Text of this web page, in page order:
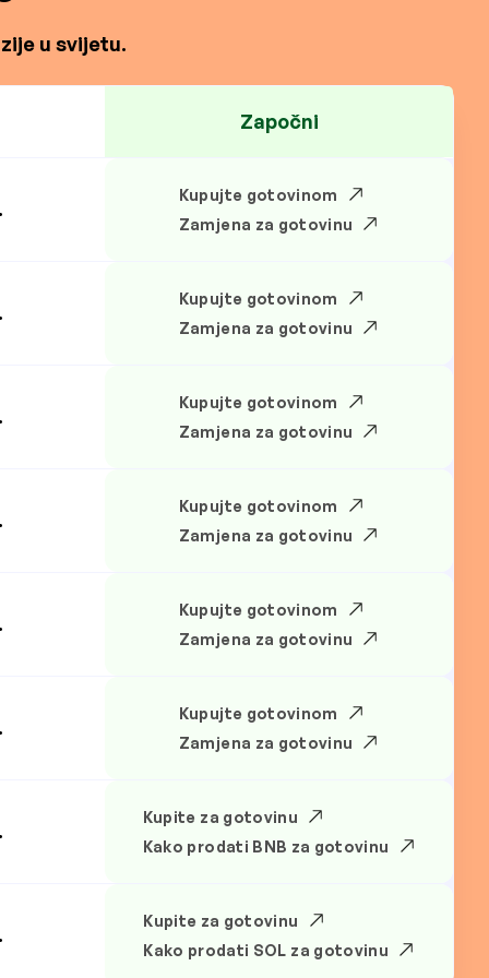
u svijetu.
Započni
Kupujte gotovinom
Zamjena za gotovinu
Kupujte gotovinom
Zamjena za gotovinu
Kupujte gotovinom
Zamjena za gotovinu
Kupujte gotovinom
Zamjena za gotovinu
Kupujte gotovinom
Zamjena za gotovinu
Kupujte gotovinom
Zamjena za gotovinu
Kupite za gotovinu
Kako prodati BNB za gotovinu
Kupite za gotovinu
Kako prodati SOL za gotovinu